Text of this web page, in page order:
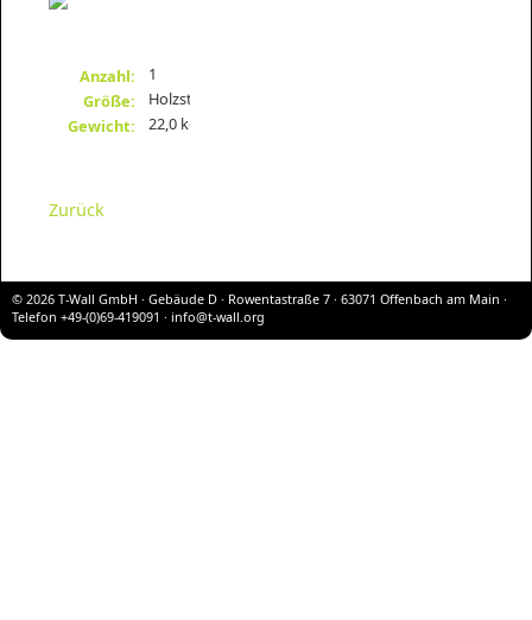
Anzahl:
1
Größe:
Holzstrukturen
Gewicht:
22,0 kg
Zurück
© 2026 T-Wall GmbH · Gebäude D · Rowentastraße 7 · 63071 Offenbach am Main ·
Telefon +49-(0)69-419091 · info@t-wall.org